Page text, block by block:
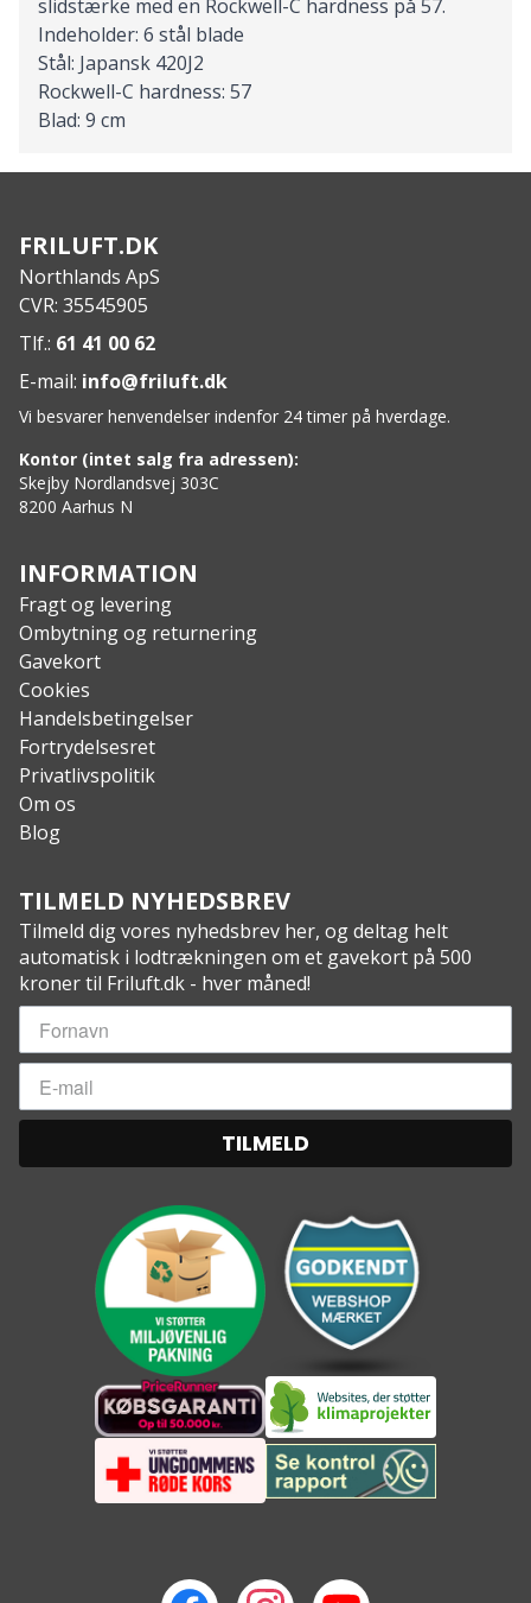
slidstærke med en Rockwell-C hardness på 57.
Indeholder: 6 stål blade
Stål: Japansk 420J2
Rockwell-C hardness: 57
Blad: 9 cm
FRILUFT.DK
Northlands ApS
CVR: 35545905
Tlf.: 61 41 00 62
E-mail: info@friluft.dk
Vi besvarer henvendelser indenfor 24 timer på hverdage.
Kontor (intet salg fra adressen):
Skejby Nordlandsvej 303C
8200 Aarhus N
INFORMATION
Fragt og levering
Ombytning og returnering
Gavekort
Cookies
Handelsbetingelser
Fortrydelsesret
Privatlivspolitik
Om os
Blog
TILMELD NYHEDSBREV
Tilmeld dig vores nyhedsbrev her, og deltag helt
automatisk i lodtrækningen om et gavekort på 500
kroner til Friluft.dk - hver måned!
TILMELD